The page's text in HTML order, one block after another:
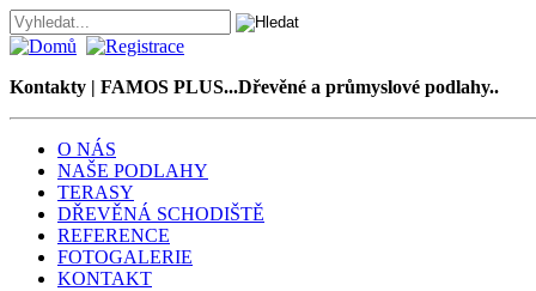
Kontakty | FAMOS PLUS...Dřevěné a průmyslové podlahy..
O NÁS
NAŠE PODLAHY
TERASY
DŘEVĚNÁ SCHODIŠTĚ
REFERENCE
FOTOGALERIE
KONTAKT